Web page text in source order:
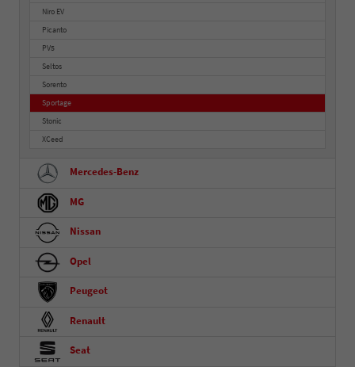
Niro EV
Picanto
PV5
Seltos
Sorento
Sportage
Stonic
XCeed
Mercedes-Benz
MG
Nissan
Opel
Peugeot
Renault
Seat